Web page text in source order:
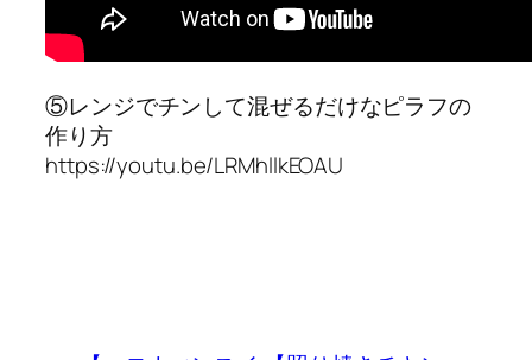
⑤レンジでチンして混ぜるだけなピラフの
作り方
https://youtu.be/LRMhllkEOAU